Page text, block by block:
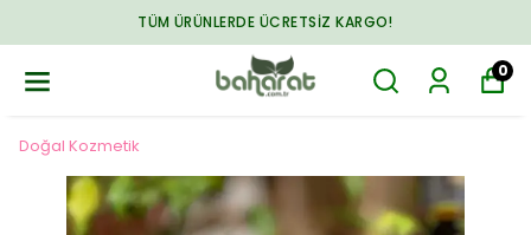
TÜM ÜRÜNLERDE ÜCRETSIZ KARGO!
0
Doğal Kozmetik